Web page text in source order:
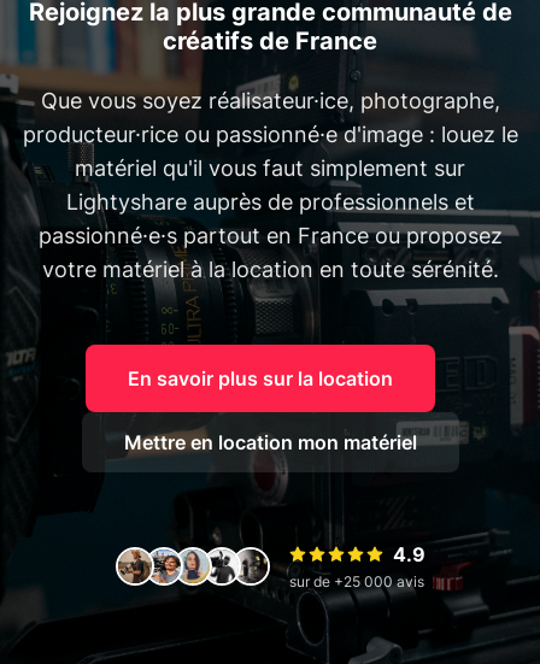
Rejoignez la plus grande communauté de
créatifs de France
Que vous soyez réalisateur·ice, photographe,
producteur·rice ou passionné·e d'image : louez le
matériel qu'il vous faut simplement sur
Lightyshare auprès de professionnels et
passionné·e·s partout en France ou proposez
votre matériel à la location en toute sérénité.
En savoir plus sur la location
Mettre en location mon matériel
4.9
sur de +25 000 avis